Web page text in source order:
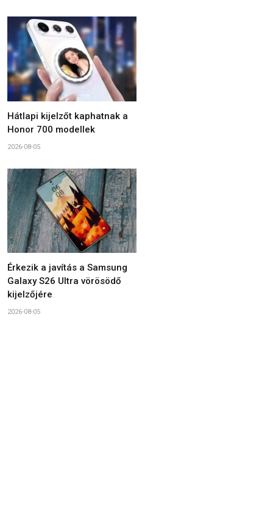
Hátlapi kijelzőt kaphatnak a
Honor 700 modellek
2026-08-05
Érkezik a javítás a Samsung
Galaxy S26 Ultra vörösödő
kijelzőjére
2026-08-05